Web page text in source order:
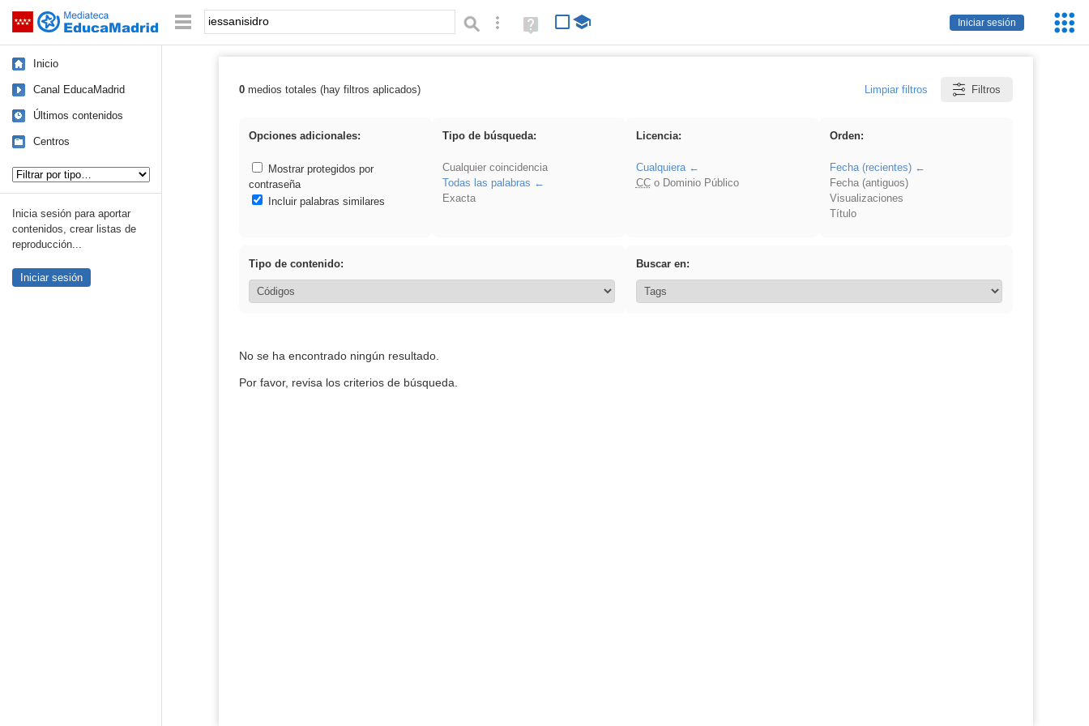
Saltar navegación
Iniciar sesión
Palabra o frase: Búsqueda avanzada
Ayuda
(en
Inicio
Canal EducaMadrid
Últimos contenidos
Centros
Inicia sesión para aportar
contenidos, crear listas de
reproducción...
Iniciar sesión
Resultados de: iessanisidro
0medios totales (hay filtros aplicados) Limpiar filtros Filtros
Opciones adicionales:
Mostrar protegidos por
contraseña
Incluir palabras similares
Tipo de búsqueda:
Cualquier coincidencia
Todas las palabras
Exacta
Licencia:
Cualquiera
CCo Dominio Público
Orden:
Fecha (recientes)
Fecha (antiguos)
Visualizaciones
Título
Tipo de contenido: Buscar en:
No se ha encontrado ningún resultado.
Por favor, revisa los criterios de búsqueda.